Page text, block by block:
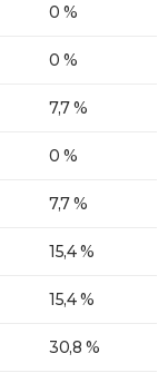
0 %
0 %
7,7 %
0 %
7,7 %
15,4 %
15,4 %
30,8 %